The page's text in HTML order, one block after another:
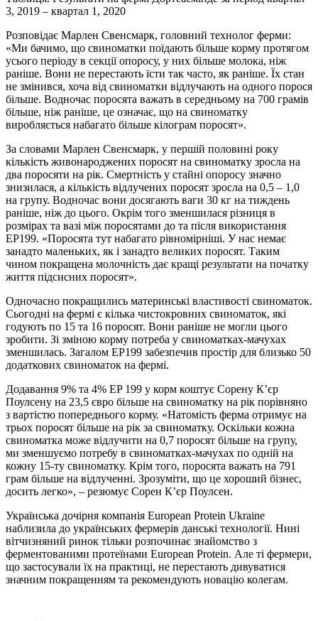
3, 2019 – квартал 1, 2020
Розповідає Марлен Свенсмарк, головний технолог ферми:
«Ми бачимо, що свиноматки поїдають більше корму протягом
усього періоду в секції опоросу, у них більше молока, ніж
раніше. Вони не перестають їсти так часто, як раніше. Їх стан
не змінився, хоча від свиноматки відлучають на одного порося
більше. Водночас поросята важать в середньому на 700 грамів
більше, ніж раніше, це означає, що на свиноматку
виробляється набагато більше кілограм поросят».
За словами Марлен Свенсмарк, у першій половині року
кількість живонароджених поросят на свиноматку зросла на
два поросяти на рік. Смертність у стайні опоросу значно
знизилася, а кількість відлучених поросят зросла на 0,5 – 1,0
на групу. Водночас вони досягають ваги 30 кг на тиждень
раніше, ніж до цього. Окрім того зменшилася різниця в
розмірах та вазі між поросятами до та після використання
EP199. «Поросята тут набагато рівномірніші. У нас немає
занадто маленьких, як і занадто великих поросят. Таким
чином покращена молочність дає кращі результати на початку
життя підсисних поросят».
Одночасно покращились материнські властивості свиноматок.
Сьогодні на фермі є кілька чистокровних свиноматок, які
годують по 15 та 16 поросят. Вони раніше не могли цього
зробити. Зі зміною корму потреба у свиноматках-мачухах
зменшилась. Загалом ЕР199 забезпечив простір для близько 50
додаткових свиноматок на фермі.
Додавання 9% та 4% EP 199 у корм коштує Сорену К’єр
Поулсену на 23,5 євро більше на свиноматку на рік порівняно
з вартістю попереднього корму. «Натомість ферма отримує на
трьох поросят більше на рік за свиноматку. Оскільки кожна
свиноматка може відлучити на 0,7 поросят більше на групу,
ми зменшуємо потребу в свиноматках-мачухах по одній на
кожну 15-ту свиноматку. Крім того, поросята важать на 791
грам більше на відлученні. Зрозуміти, що це хороший бізнес,
досить легко», – резюмує Сорен К’єр Поулсен.
Українська дочірня компанія European Protein Ukraine
наблизила до українських фермерів данські технології. Нині
вітчизняний ринок тільки розпочинає знайомство з
ферментованими протеїнами European Protein. Але ті фермери,
що застосували їх на практиці, не перестають дивуватися
значним покращенням та рекомендують новацію колегам.